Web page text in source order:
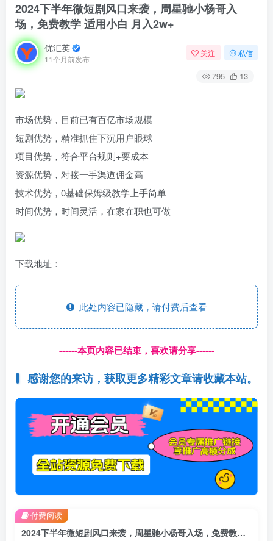
2024下半年微短剧风口来袭，周星驰小杨哥入
场，免费教学 适用小白 月入2w+
优汇英
11个月前发布
关注 私信
795 13
市场优势，目前已有百亿市场规模
短剧优势，精准抓住下沉用户眼球
项目优势，符合平台规则+要成本
资源优势，对接一手渠道佣金高
技术优势，0基础保姆级教学上手简单
时间优势，时间灵活，在家在职也可做
下载地址：
此处内容已隐藏，请付费后查看
------本页内容已结束，喜欢请分享------
感谢您的来访，获取更多精彩文章请收藏本站。
2024下半年微短剧风口来袭，周星驰小杨哥入场，免费教学 适用小白 月入2w+
付费阅读